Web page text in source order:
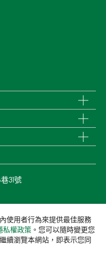
31號
使用者行為來提供最佳服務
私權政策 。您可以隨時變更您
續瀏覽本網站，即表示您同